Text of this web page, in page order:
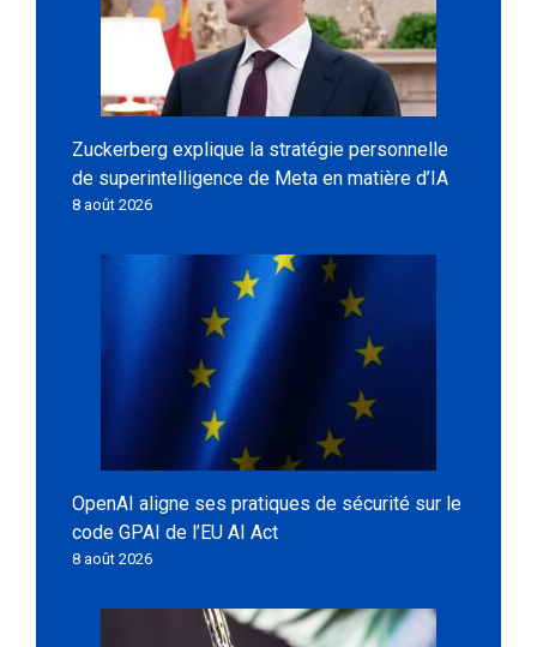
Zuckerberg explique la stratégie personnelle
de superintelligence de Meta en matière d’IA
8 août 2026
OpenAI aligne ses pratiques de sécurité sur le
code GPAI de l’EU AI Act
8 août 2026